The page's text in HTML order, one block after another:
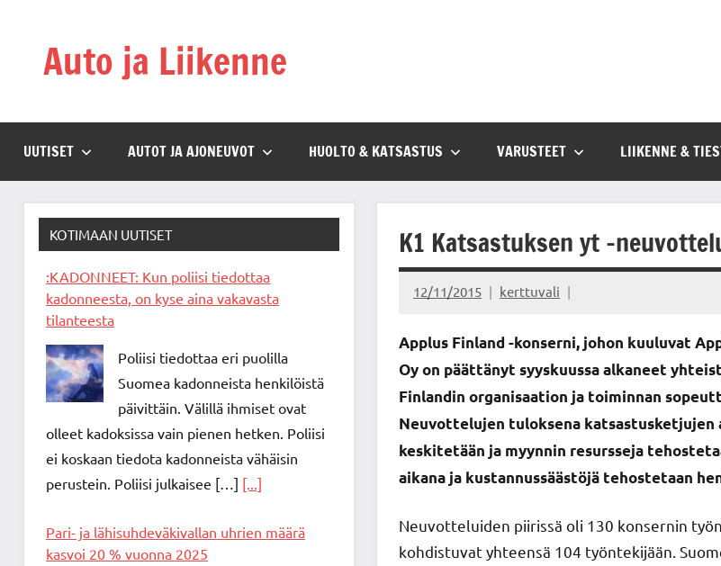
contentAuto ja Liikenne
UUTISET AUTOT JA AJONEUVOT HUOLTO & KATSASTUS VARUSTEET LIIKENNE &
K1 Katsastuksen yt -
12/11/2015 kerttuvali
Applus Finland -konserni, johon kuuluvat
Oy on päättänyt syyskuussa alkaneet
Finlandin organisaation ja toiminnan
Neuvottelujen tuloksena
keskitetään ja myynnin resursseja
aikana ja kustannussäästöjä tehostetaan
Neuvotteluiden piirissä oli 130 konsernin
kohdistuvat yhteensä 104 työntekijään.
KOTIMAAN UUTISET
:KADONNEET: Kun poliisi tiedottaa
kadonneesta, on kyse aina vakavasta
tilanteesta
Poliisi tiedottaa eri puolilla
Suomea kadonneista henkilöistä
päivittäin. Välillä ihmiset ovat
olleet kadoksissa vain pienen hetken. Poliisi
ei koskaan tiedota kadonneista vähäisin
perustein. Poliisi julkaisee […] [...]
Pari- ja lähisuhdeväkivallan uhrien määrä
kasvoi 20 % vuonna 2025